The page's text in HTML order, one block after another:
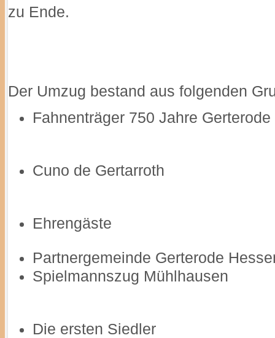
zu Ende.
Der Umzug bestand aus folgenden
Fahnenträger 750 Jahre Gerterode
Cuno de Gertarroth
Ehrengäste
Partnergemeinde Gerterode
Spielmannszug Mühlhausen
Die ersten Siedler